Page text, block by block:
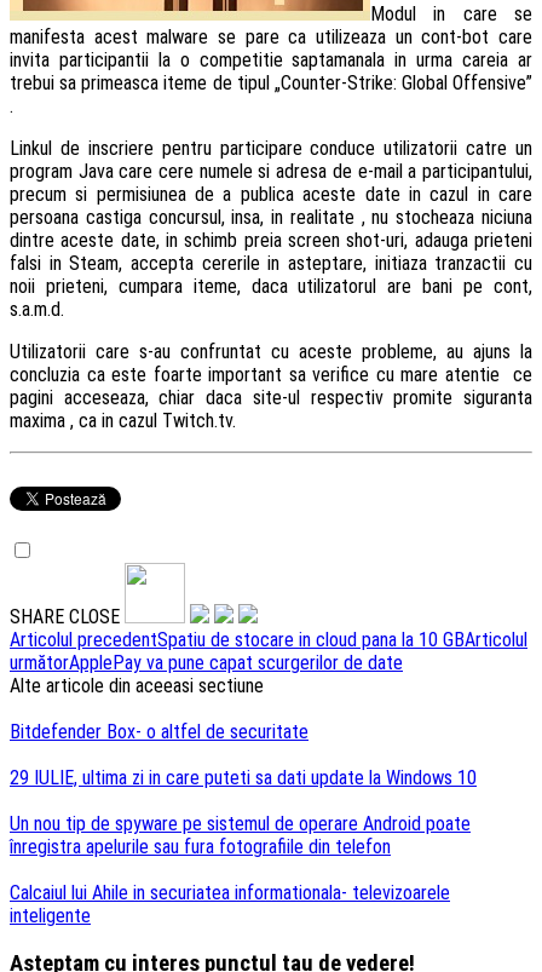
Modul in care se
manifesta acest malware se pare ca utilizeaza un cont-bot care
invita participantii la o competitie saptamanala in urma careia ar
trebui sa primeasca iteme de tipul „Counter-Strike: Global Offensive”
.
Linkul de inscriere pentru participare conduce utilizatorii catre un
program Java care cere numele si adresa de e-mail a participantului,
precum si permisiunea de a publica aceste date in cazul in care
persoana castiga concursul, insa, in realitate , nu stocheaza niciuna
dintre aceste date, in schimb preia screen shot-uri, adauga prieteni
falsi in Steam, accepta cererile in asteptare, initiaza tranzactii cu
noii prieteni, cumpara iteme, daca utilizatorul are bani pe cont,
s.a.m.d.
Utilizatorii care s-au confruntat cu aceste probleme, au ajuns la
concluzia ca este foarte important sa verifice cu mare atentie ce
pagini acceseaza, chiar daca site-ul respectiv promite siguranta
maxima , ca in cazul Twitch.tv.
SHARE CLOSE
Navigare
articole
Articolul precedentSpatiu de stocare in cloud pana la 10 GBArticolul
următorApplePay va pune capat scurgerilor de date
Alte articole din aceeasi sectiune
Bitdefender Box- o altfel de securitate
29 IULIE, ultima zi in care puteti sa dati update la Windows 10
Un nou tip de spyware pe sistemul de operare Android poate
înregistra apelurile sau fura fotografiile din telefon
Calcaiul lui Ahile in securiatea informationala- televizoarele
inteligente
Asteptam cu interes punctul tau de vedere!